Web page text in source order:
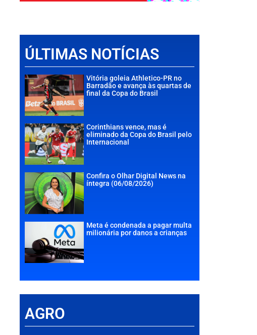
ÚLTIMAS NOTÍCIAS
Vitória goleia Athletico-PR no
Barradão e avança às quartas de
final da Copa do Brasil
Corinthians vence, mas é
eliminado da Copa do Brasil pelo
Internacional
Confira o Olhar Digital News na
íntegra (06/08/2026)
Meta é condenada a pagar multa
milionária por danos a crianças
AGRO